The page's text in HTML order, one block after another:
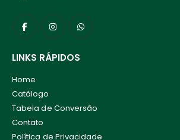
LINKS RÁPIDOS
Home
Catálogo
Tabela de Conversão
Contato
Política de Privacidade